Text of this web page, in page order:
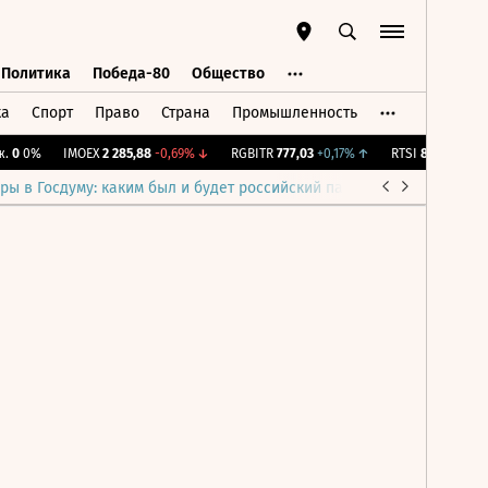
Политика Победа-80 Общество
Спорт Право Страна Промышленность
0 0% IMOEX 2 285,88 -0,69%↓ RGBITR 777,03 +0,17%↑ RTSI 884,56
в Госдуму: каким был и будет российский парламент